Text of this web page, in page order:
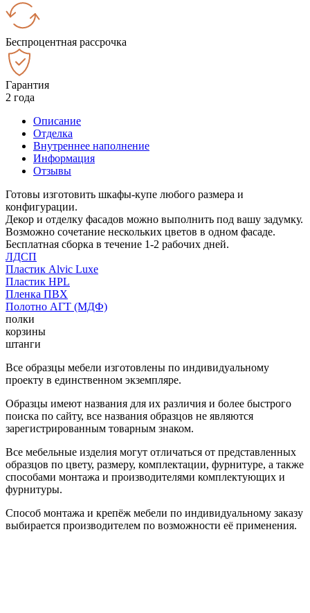
Беспроцентная рассрочка
Гарантия
2 года
Описание
Отделка
Внутреннее наполнение
Информация
Отзывы
Готовы изготовить шкафы-купе любого размера и
конфигурации.
Декор и отделку фасадов можно выполнить под вашу задумку.
Возможно сочетание нескольких цветов в одном фасаде.
Бесплатная сборка в течение 1-2 рабочих дней.
ЛДСП
Пластик Alvic Luxe
Пластик HPL
Пленка ПВХ
Полотно АГТ (МДФ)
полки
корзины
штанги
Все образцы мебели изготовлены по индивидуальному
проекту в единственном экземпляре.
Образцы имеют названия для их различия и более быстрого
поиска по сайту, все названия образцов не являются
зарегистрированным товарным знаком.
Все мебельные изделия могут отличаться от представленных
образцов по цвету, размеру, комплектации, фурнитуре, а также
способами монтажа и производителями комплектующих и
фурнитуры.
Способ монтажа и крепёж мебели по индивидуальному заказу
выбирается производителем по возможности её применения.